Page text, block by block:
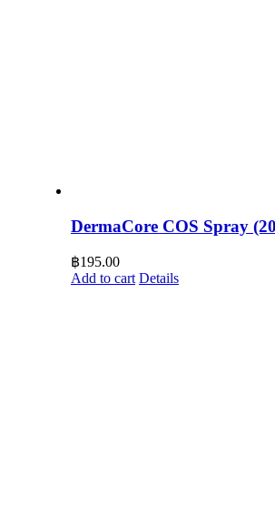
DermaCore COS Spray
฿195.00
Add to cart Details